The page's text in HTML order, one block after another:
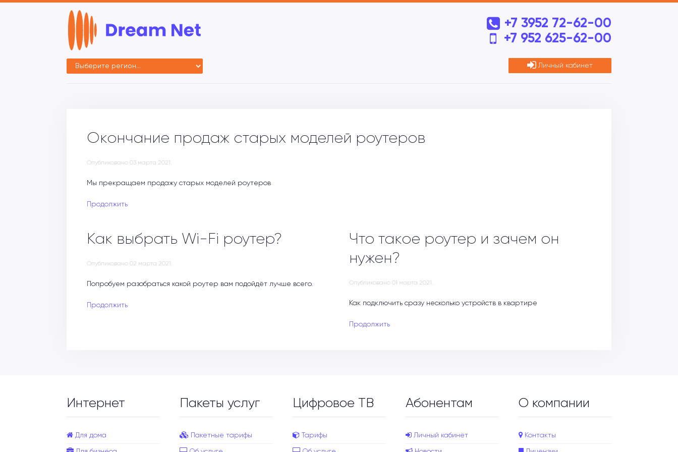
+7 3952 72-62-00
+7 952 625-62-00
Личный кабинет
Окончание продаж старых моделей роутеров
Опубликовано 03 марта 2021 .
Мы прекращаем продажу старых моделей роутеров
Продолжить
Как выбрать Wi-Fi роутер?
Опубликовано 02 марта 2021 .
Попробуем разобраться какой роутер вам подойдёт лучше всего.
Продолжить
Что такое роутер и зачем он
нужен?
Опубликовано 01 марта 2021 .
Как подключить сразу несколько устройств в квартире
Продолжить
Интернет
Для дома
Пакеты услуг
Пакетные тарифы
Цифровое ТВ
Тарифы
Абонентам
Личный кабинет
О компании
Контакты